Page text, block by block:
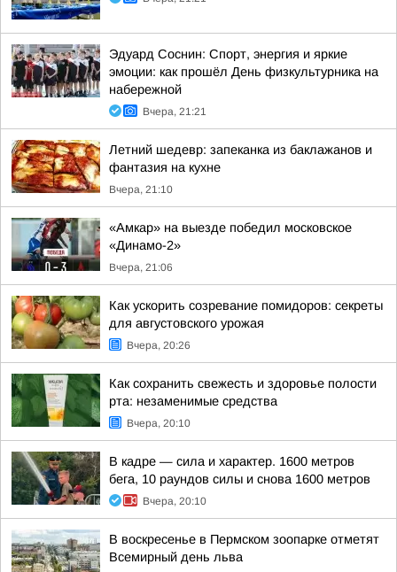
Эдуард Соснин: Спорт, энергия и яркие
эмоции: как прошёл День физкультурника на
набережной
Вчера, 21:21
Летний шедевр: запеканка из баклажанов и
фантазия на кухне
Вчера, 21:10
«Амкар» на выезде победил московское
«Динамо-2»
Вчера, 21:06
Как ускорить созревание помидоров: секреты
для августовского урожая
Вчера, 20:26
Как сохранить свежесть и здоровье полости
рта: незаменимые средства
Вчера, 20:10
В кадре — сила и характер. 1600 метров
бега, 10 раундов силы и снова 1600 метров
Вчера, 20:10
В воскресенье в Пермском зоопарке отметят
Всемирный день льва